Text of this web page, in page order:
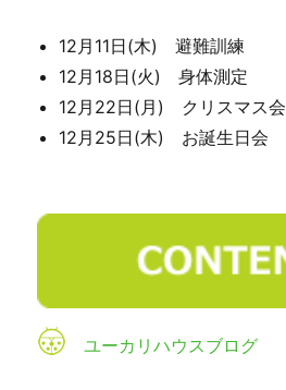
12月11日(木) 避難訓練
12月18日(火) 身体測定
12月22日(月) クリスマス会
12月25日(木) お誕生日会
ユーカリハウスブログ